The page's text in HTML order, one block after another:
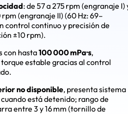
: de 57 a 275 rpm (engranaje I)
rpm (engranaje II) (60 Hz: 69–
control continuo y precisión de
±10 rpm).
con hasta100 000 mPa·s,
estable gracias al control
.
no disponible, presenta sistema
está detenido; rango de
entre 3 y 16 mm (tornillo de